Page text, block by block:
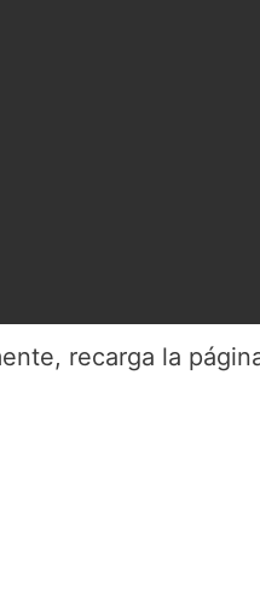
recarga la